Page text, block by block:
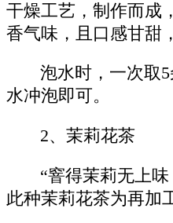
干燥工艺，制作而成
香气味，且口感甘甜
泡水时，一次取
水冲泡即可。
2、茉莉花茶
“窨得茉莉无上味
此种茉莉花茶为再加